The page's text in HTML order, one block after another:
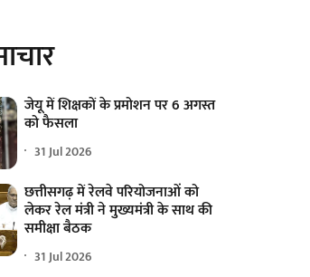
जेयू में शिक्षकों के प्रमोशन पर 6 अगस्त
को फैसला
31 Jul 2026
छत्तीसगढ़ में रेलवे परियोजनाओं को
लेकर रेल मंत्री ने मुख्यमंत्री के साथ की
समीक्षा बैठक
31 Jul 2026